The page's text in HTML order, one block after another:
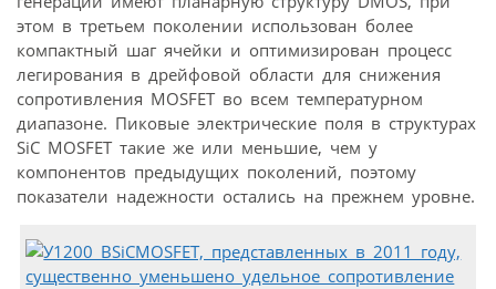
этом в третьем поколении использован более
компактный шаг ячейки и оптимизирован процесс
легирования в дрейфовой области для снижения
сопротивления MOSFET во всем температурном
диапазоне. Пиковые электрические поля в структурах
SiC MOSFET такие же или меньшие, чем у
компонентов предыдущих поколений, поэтому
показатели надежности остались на прежнем уровне.